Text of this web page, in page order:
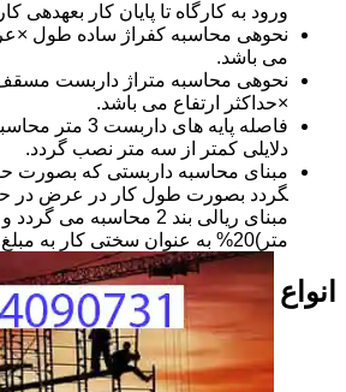
ورود به کارگاه تا پایان کار بعهده­ی
نحوه­ی محاسبه کفراژ ساده طول
می باشد.
نحوه­ی محاسبه متراژ داربست
×حداکثر ارتفاع می باشد.
فاصله پایه های
دلایلی کمتر از سه متر نصب گردد.
متر)20% به عنوان سختی کار به مبلغ اوّلیه اضافه می شود.
انواع